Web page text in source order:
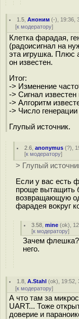
1.5 ,Аноним (-), 19:36,
[к модератору]
Клетка фарадая,
(радоисигнал на
эта игрушка. Плюс
он известен.
Итог:
-> Изменение
-> Сигнал известен
-> Алгоритм
-> Число генерации
Глупый источник.
2.6 ,anonymus (?),
[к модератору]
> Глупый
Если у вас есть
проще вытащить
возвращающую
фарадея вокруг
3.58 ,mine (ok),
[к модератору]
Зачем флешка?
него.
1.8 ,A.Stahl (ok), 19:52,
[к модератору]
А что там за
UART... Тоже
доверие и